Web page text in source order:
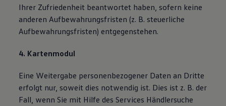
Ihrer Zufriedenheit beantwortet haben, sofern keine
anderen Aufbewahrungsfristen (z. B. steuerliche
Aufbewahrungsfristen) entgegenstehen.
4. Kartenmodul
Eine Weitergabe personenbezogener Daten an Dritte
erfolgt nur, soweit dies notwendig ist. Dies ist z. B. der
Fall, wenn Sie mit Hilfe des Services Händlersuche